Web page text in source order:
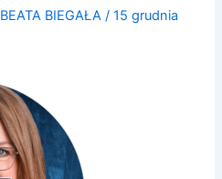
BEATA BIEGAŁA/15 grudnia